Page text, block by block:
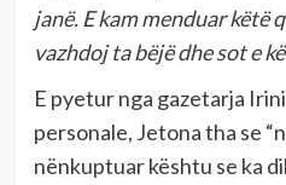
janë. E kam menduar këtë
vazhdoj ta bëjë dhe sot e
E pyetur nga gazetarja
personale, Jetona tha se
nënkuptuar kështu se ka